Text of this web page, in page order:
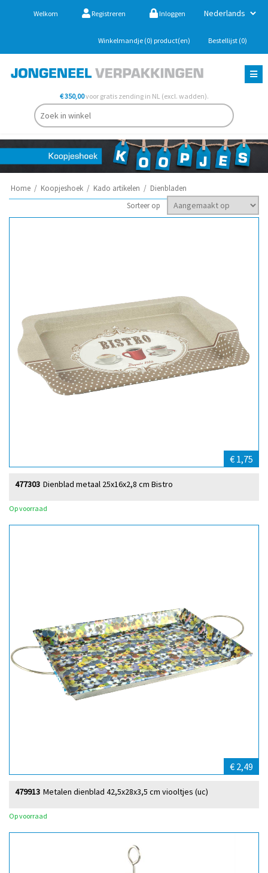
Welkom Registreren Inloggen
Winkelmandje (0) product(en) Bestellijst (0)
€ 350,00voor gratis zending in NL (excl. wadden).
Home / Koopjeshoek / Kado artikelen / Dienbladen
Sorteer op
€ 1,75
Dienblad metaal 25x16x2,8 cm Bistro
477303
Op voorraad
€ 2,49
Metalen dienblad 42,5x28x3,5 cm viooltjes (uc)
479913
Op voorraad